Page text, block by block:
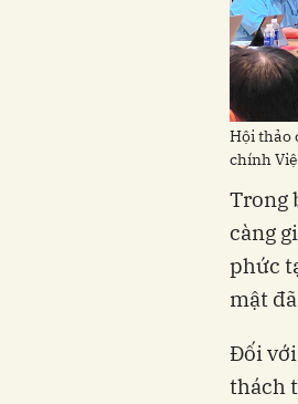
Hội thảo
chính
Trong
càng
phức
mật
Đối
thách